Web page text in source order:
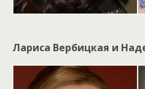
Лариса Вербицкая и